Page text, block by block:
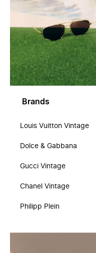
Brands
Louis Vuitton Vintage
Dolce & Gabbana
Gucci Vintage
Chanel Vintage
Philipp Plein